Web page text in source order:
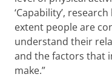
‘Capability’,
extent people are
understand their
and the factors that
make.”